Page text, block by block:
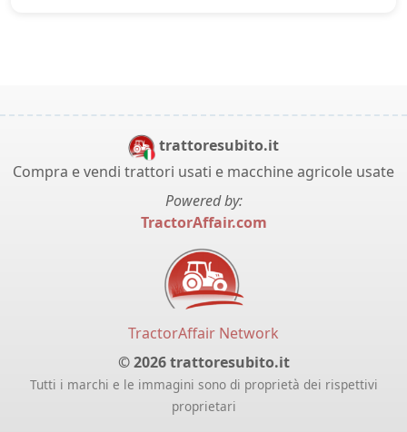
trattoresubito.it
Compra e vendi trattori usati e macchine agricole usate
Powered by:
TractorAffair.com
TractorAffair Network
© 2026 trattoresubito.it
Tutti i marchi e le immagini sono di proprietà dei rispettivi
proprietari